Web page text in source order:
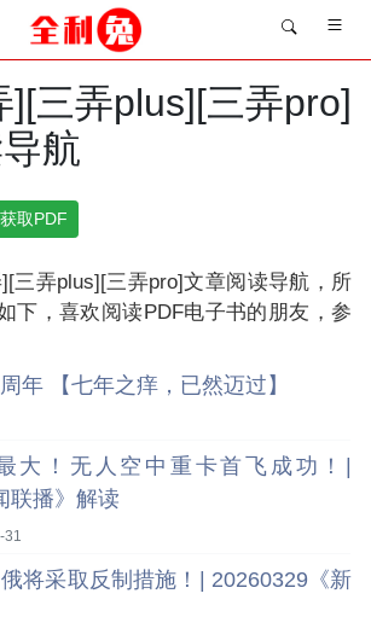
][三弄plus][三弄pro]
航
获取PDF
三弄plus][三弄pro]文章阅读导航，所
下，喜欢阅读PDF电子书的朋友，参
年 【七年之痒，已然迈过】
大！无人空中重卡首飞成功！|
联播》解读
31
将采取反制措施！| 20260329《新